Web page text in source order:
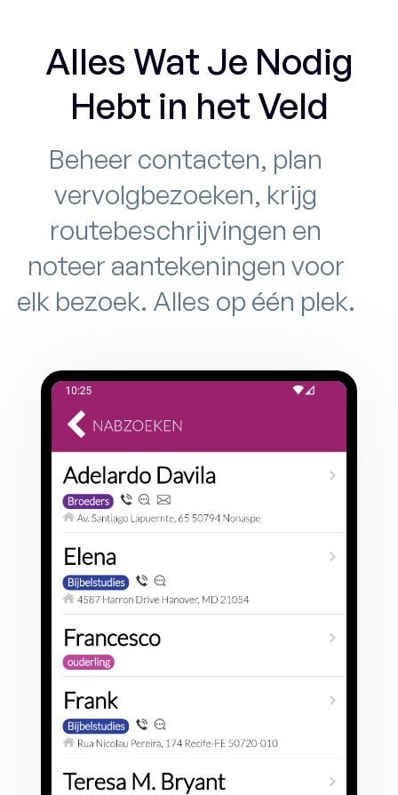
Alles Wat Je Nodig
Hebt in het Veld
Beheer contacten, plan
vervolgbezoeken, krijg
routebeschrijvingen en
noteer aantekeningen voor
elk bezoek. Alles op één plek.